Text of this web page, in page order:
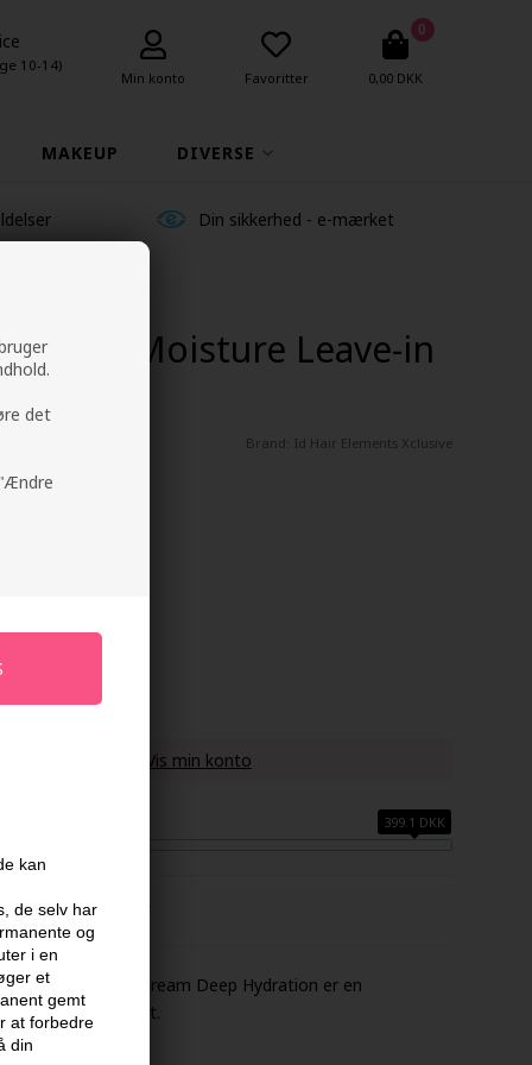
det
kan
de selv har
og
i en
et
gemt
at forbedre
din
10-14)
Min konto Favoritter
0
0,00 DKK
MAKEUP DIVERSE
Din sikkerhed - e-mærket
Moisture Leave-in
150ml
Brand: Id Hair Elements Xclusive
Vis min konto
399.1 DKK
FABRIKANT
in Conditioning Cream Deep Hydration er en
og blødgør håret.